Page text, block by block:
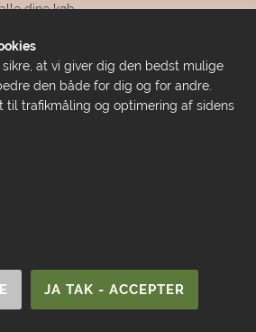
at vi giver dig den bedst mulige
den både for dig og for andre.
til trafikmåling og optimering af sidens
dine køb
aldrig
tilbud før alle andre